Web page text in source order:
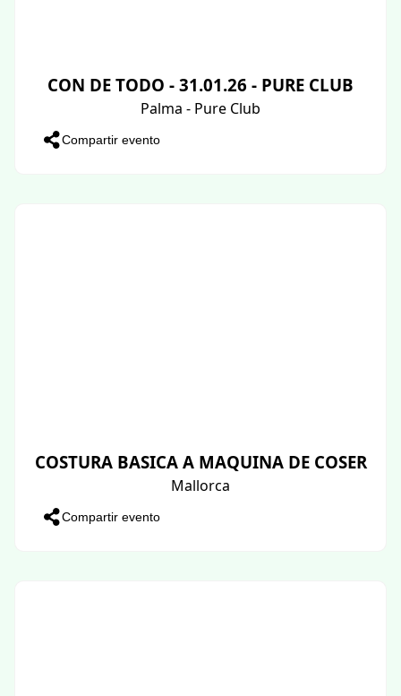
CON DE TODO - 31.01.26 - PURE CLUB
Palma - Pure Club
Compartir evento
COSTURA BASICA A MAQUINA DE COSER
Mallorca
Compartir evento